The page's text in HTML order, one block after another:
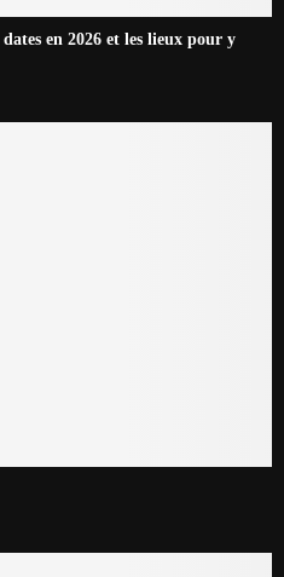
en 2026 et les lieux pour y